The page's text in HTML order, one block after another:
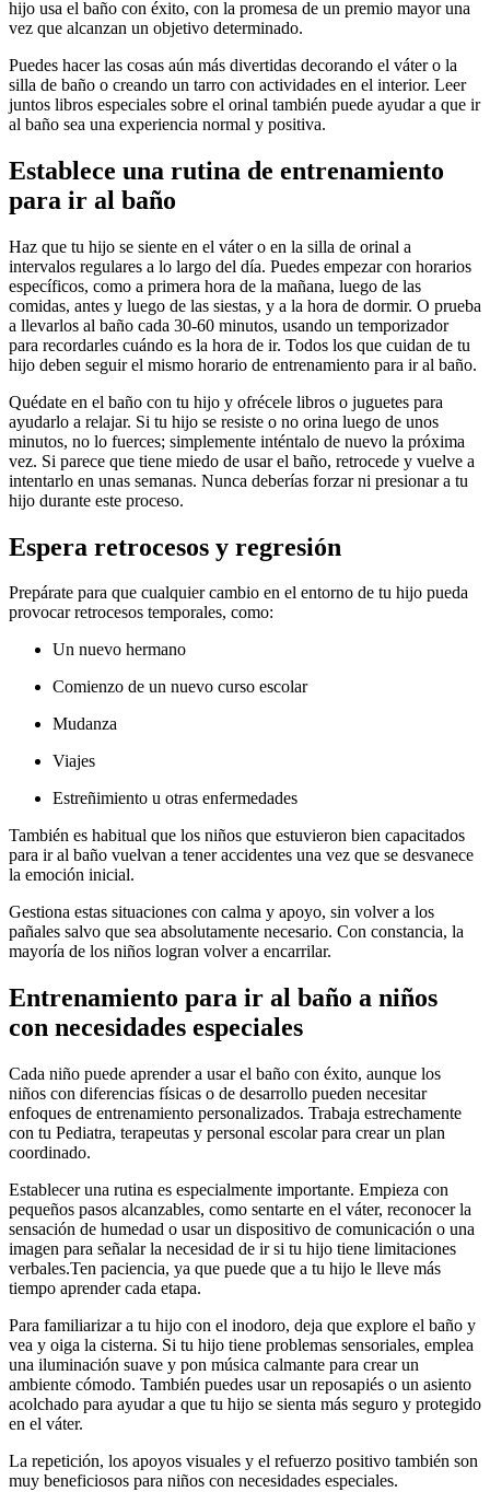
hijo usa el baño con éxito, con la promesa de un premio mayor una
vez que alcanzan un objetivo determinado.
Puedes hacer las cosas aún más divertidas decorando el váter o la
silla de baño o creando un tarro con actividades en el interior. Leer
juntos libros especiales sobre el orinal también puede ayudar a que ir
al baño sea una experiencia normal y positiva.
Establece una rutina de entrenamiento
para ir al baño
Haz que tu hijo se siente en el váter o en la silla de orinal a
intervalos regulares a lo largo del día. Puedes empezar con horarios
específicos, como a primera hora de la mañana, luego de las
comidas, antes y luego de las siestas, y a la hora de dormir. O prueba
a llevarlos al baño cada 30-60 minutos, usando un temporizador
para recordarles cuándo es la hora de ir. Todos los que cuidan de tu
hijo deben seguir el mismo horario de entrenamiento para ir al baño.
Quédate en el baño con tu hijo y ofrécele libros o juguetes para
ayudarlo a relajar. Si tu hijo se resiste o no orina luego de unos
minutos, no lo fuerces; simplemente inténtalo de nuevo la próxima
vez. Si parece que tiene miedo de usar el baño, retrocede y vuelve a
intentarlo en unas semanas. Nunca deberías forzar ni presionar a tu
hijo durante este proceso.
Espera retrocesos y regresión
Prepárate para que cualquier cambio en el entorno de tu hijo pueda
provocar retrocesos temporales, como:
Un nuevo hermano
Comienzo de un nuevo curso escolar
Mudanza
Viajes
Estreñimiento u otras enfermedades
También es habitual que los niños que estuvieron bien capacitados
para ir al baño vuelvan a tener accidentes una vez que se desvanece
la emoción inicial.
Gestiona estas situaciones con calma y apoyo, sin volver a los
pañales salvo que sea absolutamente necesario. Con constancia, la
mayoría de los niños logran volver a encarrilar.
Entrenamiento para ir al baño a niños
con necesidades especiales
Cada niño puede aprender a usar el baño con éxito, aunque los
niños con diferencias físicas o de desarrollo pueden necesitar
enfoques de entrenamiento personalizados. Trabaja estrechamente
con tu Pediatra, terapeutas y personal escolar para crear un plan
coordinado.
Establecer una rutina es especialmente importante. Empieza con
pequeños pasos alcanzables, como sentarte en el váter, reconocer la
sensación de humedad o usar un dispositivo de comunicación o una
imagen para señalar la necesidad de ir si tu hijo tiene limitaciones
verbales.Ten paciencia, ya que puede que a tu hijo le lleve más
tiempo aprender cada etapa.
Para familiarizar a tu hijo con el inodoro, deja que explore el baño y
vea y oiga la cisterna. Si tu hijo tiene problemas sensoriales, emplea
una iluminación suave y pon música calmante para crear un
ambiente cómodo. También puedes usar un reposapiés o un asiento
acolchado para ayudar a que tu hijo se sienta más seguro y protegido
en el váter.
La repetición, los apoyos visuales y el refuerzo positivo también son
muy beneficiosos para niños con necesidades especiales.